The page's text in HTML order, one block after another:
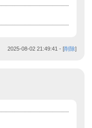
2025-08-02 21:49:41 - [削除]